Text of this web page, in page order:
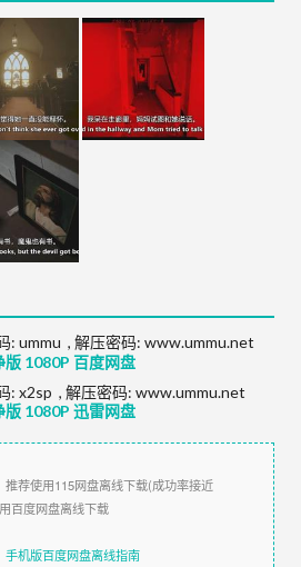
1080P 百度网盘
: ummu , 解压密码: www.ummu.net
1080P 迅雷网盘
: x2sp , 解压密码: www.ummu.net
荐使用115网盘离线下载(成功率接近
百度网盘离线下载
手机版百度网盘离线指南